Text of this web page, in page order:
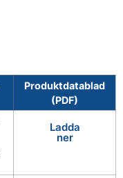
Produktdatablad
(PDF)
Ladda
ner